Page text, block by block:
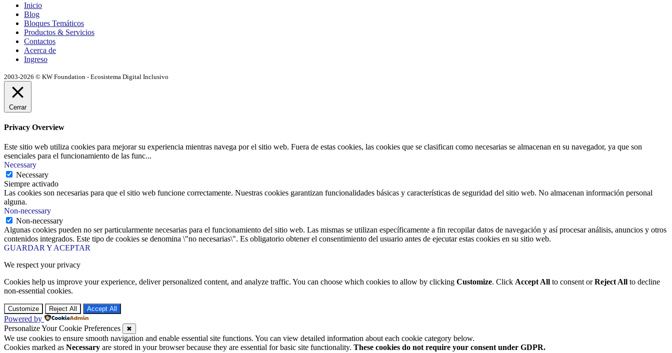
Inicio
Blog
Bloques Temáticos
Productos & Servicios
Contactos
Acerca de
Ingreso
2003-2026 © KW Foundation - Ecosistema Digital Inclusivo
Cerrar
Privacy Overview
Este sitio web utiliza cookies para mejorar su experiencia mientras navega por el sitio web. Fuera de estas cookies, las cookies que se clasifican como necesarias se almacenan en su navegador, ya que son
esenciales para el funcionamiento de las func...
Necessary
Necessary
Siempre activado
Las cookies son necesarias para que el sitio web funcione correctamente. Nuestras cookies garantizan funcionalidades básicas y características de seguridad del sitio web. No almacenan información personal
alguna.
Non-necessary
Non-necessary
Algunas cookies pueden no ser particularmente necesarias para el funcionamiento del sitio web. Las mismas se utilizan específicamente a fin recopilar datos de navegación y así procesar análisis, anuncios y otros
contenidos integrados. Este tipo de cookies se denomina \"no necesarias\". Es obligatorio obtener el consentimiento del usuario antes de ejecutar estas cookies en su sitio web.
GUARDAR Y ACEPTAR
We respect your privacy
Cookies help us improve your experience, deliver personalized content, and analyze traffic. You can choose which cookies to allow by clicking Customize. Click Accept All to consent orReject All to decline
non-essential cookies.
Customize Reject All Accept All
Powered by
Personalize Your Cookie Preferences
✖
We use cookies to ensure smooth navigation and enable essential site functions. You can view detailed information about each cookie category below.
Cookies marked as Necessary are stored in your browser because they are essential for basic site functionality. These cookies do not require your consent under GDPR.